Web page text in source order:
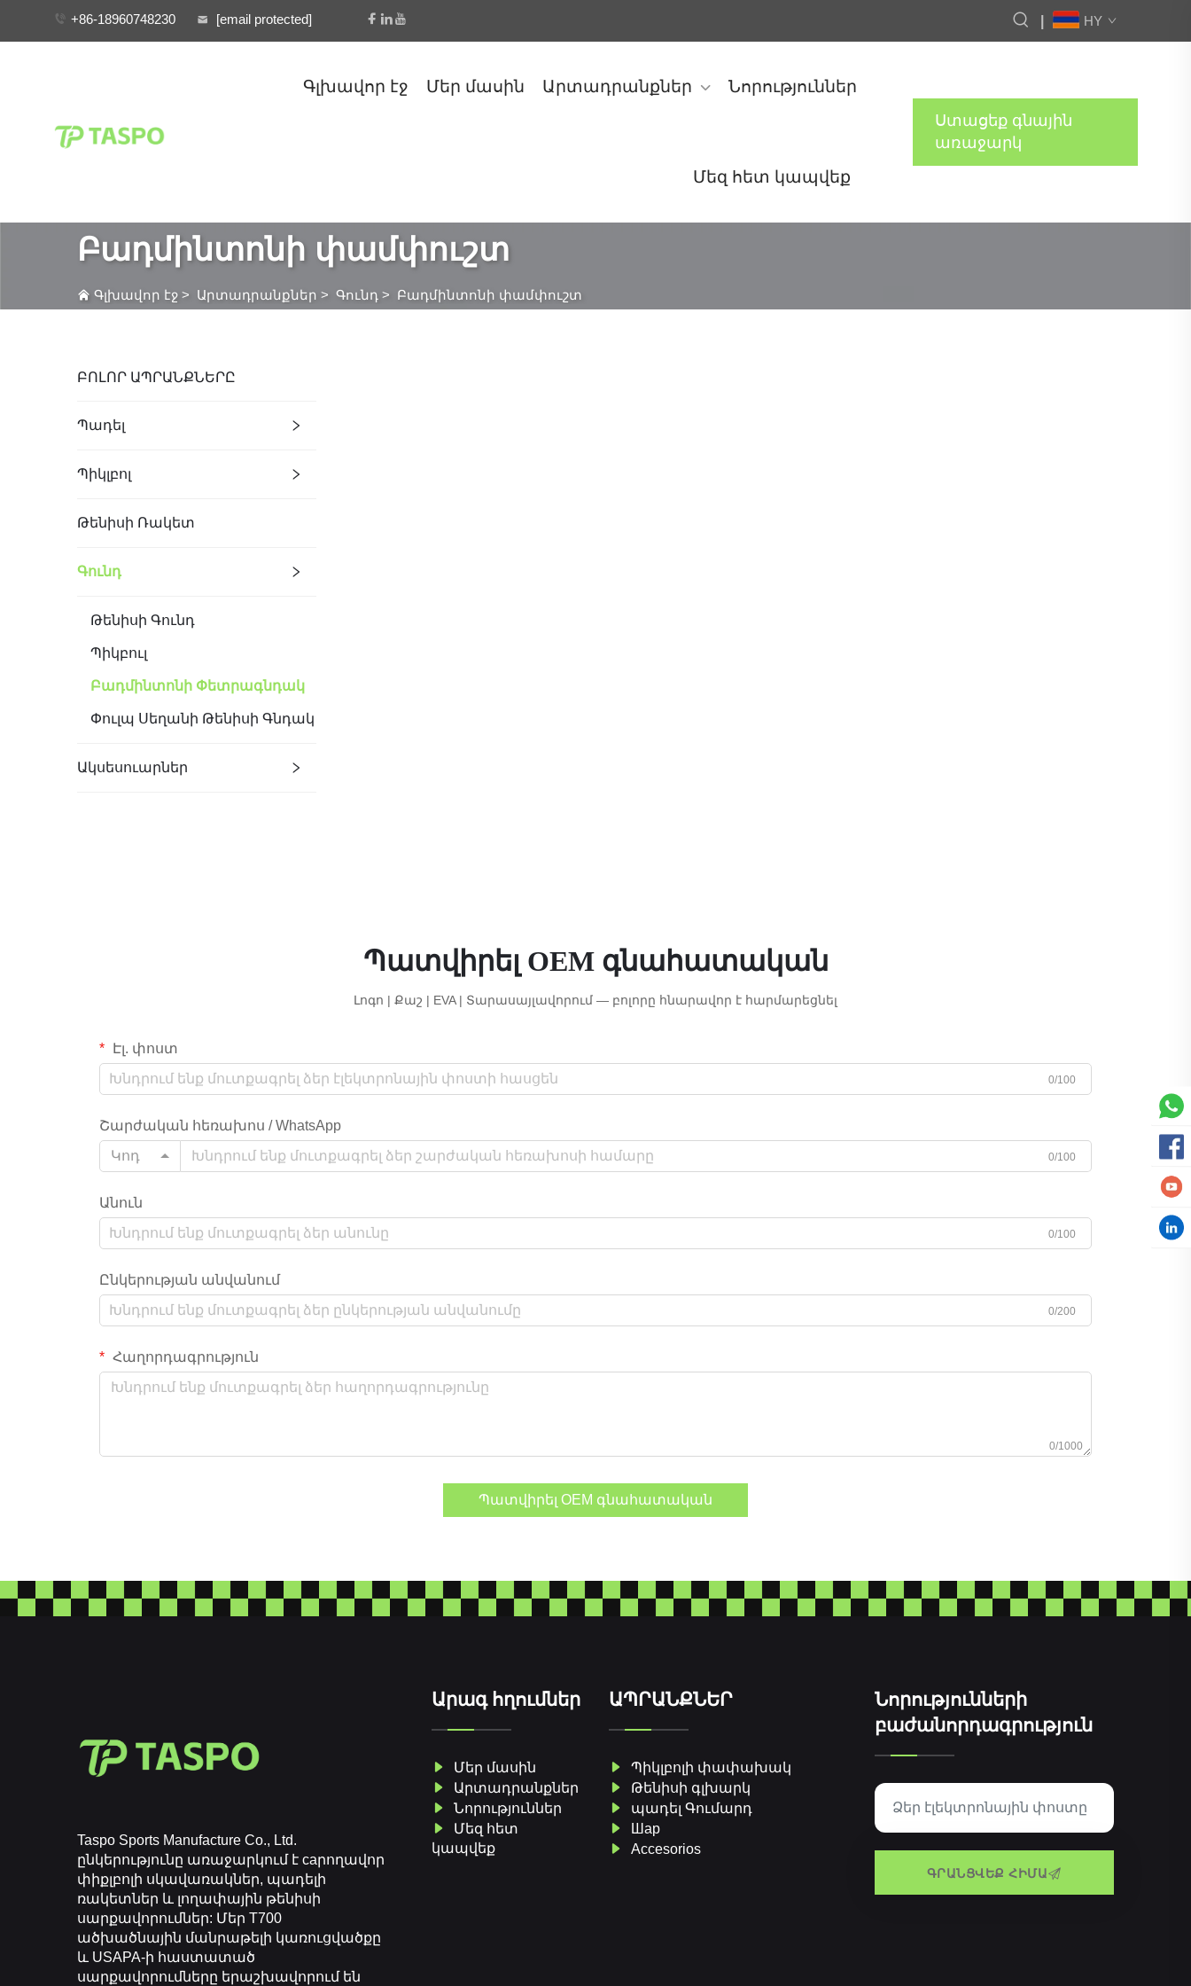
+86-18960748230 [email protected] HY
Գլխավոր էջ Մեր մասին Արտադրանքներ Նորություններ
Մեզ հետ կապվեք
Ստացեք գնային
առաջարկ
Բադմինտոնի փամփուշտ
Գլխավոր էջ > Արտադրանքներ > Գունդ > Բադմինտոնի փամփուշտ
ԲՈԼՈՐ ԱՊՐԱՆՔՆԵՐԸ
Պադել
Պիկլբոլ
Թենիսի Ռակետ
Գունդ
Թենիսի Գունդ
Պիկբուլ
Բադմինտոնի Փետրագնդակ
Փուլպ Սեղանի Թենիսի Գնդակ
Ակսեսուարներ
Պատվիրել OEM գնահատական
Լոգո | Քաշ | EVA | Տարասայլավորում — բոլորը հնարավոր է հարմարեցնել
Էլ. փոստ
0/100
Շարժական հեռախոս / WhatsApp
Կոդ
0/100
Անուն
0/100
Ընկերության անվանում
0/200
Հաղորդագրություն
0/1000
Պատվիրել OEM գնահատական
Taspo Sports Manufacture Co., Ltd.
ընկերությունը առաջարկում է caրողավոր
փիքլբոլի սկավառակներ, պադելի
ռակետներ և լողափային թենիսի
սարքավորումներ: Մեր T700
ածխածնային մանրաթելի կառուցվածքը
և USAPA-ի հաստատած
սարքավորումները երաշխավորում են
Արագ հղումներ
Մեր մասին
Արտադրանքներ
Նորություններ
Մեզ հետ
կապվեք
ԱՊՐԱՆՔՆԵՐ
Պիկլբոլի փափախակ
Թենիսի գլխարկ
պադել Գումարդ
Шар
Accesorios
Նորությունների
բաժանորդագրություն
ԳՐԱՆՑՎԵՔ ՀԻՄԱ